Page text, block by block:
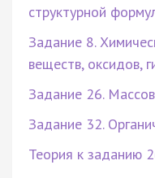
структурной
Задание 8.
веществ, оксидов,
Задание 26.
Задание 32.
Теория к заданию